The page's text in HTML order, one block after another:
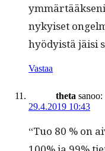
nykyiset
hyödy­istä jäisi
Vastaa
theta sanoo:
29.4.2019 10:43
“Tuo 80 % on